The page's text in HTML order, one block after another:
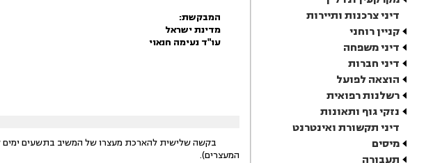
דיני צרכנות ותיירות
קניין רוחני
דיני משפחה
דיני חברות
הוצאה לפועל
רשלנות רפואית
נזקי גוף ותאונות
דיני תקשורת ואינטרנט
מיסים
תעבורה
המבקשת:
מדינת ישראל
עו"ד נעימה חנאוי
המעצרים).